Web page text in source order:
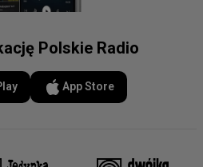
Polskie Radio
App Store